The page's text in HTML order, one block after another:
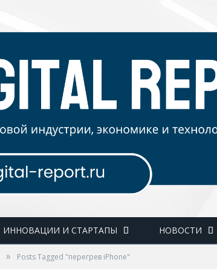
ИННОВАЦИИ И СТАРТАПЫ НОВОСТИ
» Posts Tagged "перегрев iPhone"